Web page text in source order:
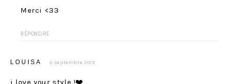
Merci <33
RÉPONDRE
LOUISA 3 septembre 2015